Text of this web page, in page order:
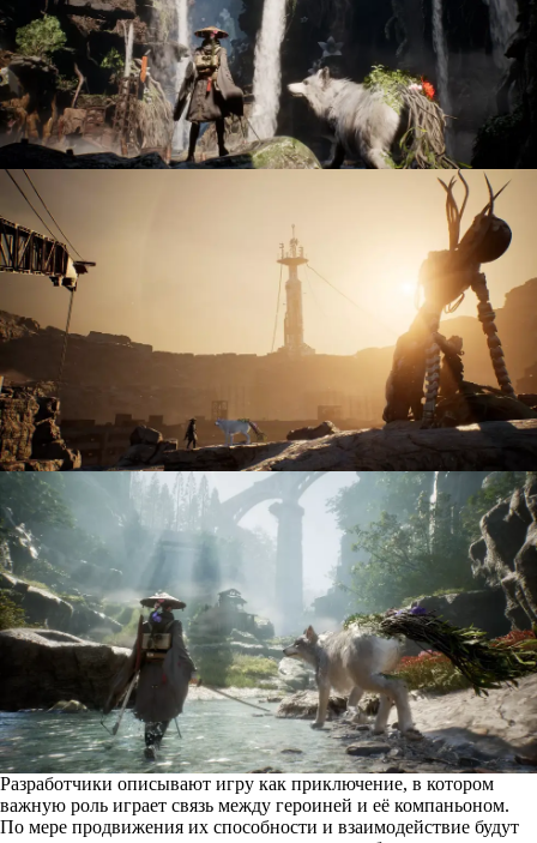
Разработчики описывают игру как приключение, в котором
важную роль играет связь между героиней и её компаньоном.
По мере продвижения их способности и взаимодействие будут